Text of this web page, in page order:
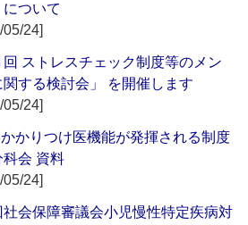
ついて
05/24]
ストレスチェック制度等のメン
する検討会」 を開催します
05/24]
かりつけ医機能が発揮される制度
会 資料
05/24]
会保障審議会小児慢性特定疾病対